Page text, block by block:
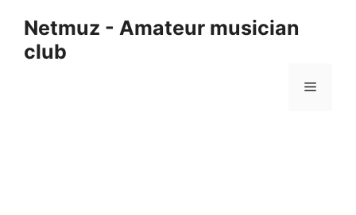
Netmuz - Amateur musician
club
메